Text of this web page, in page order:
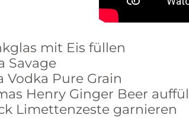
mit Eis füllen
Savage
Vodka Pure Grain
Henry Ginger Beer
Limettenzeste garnieren